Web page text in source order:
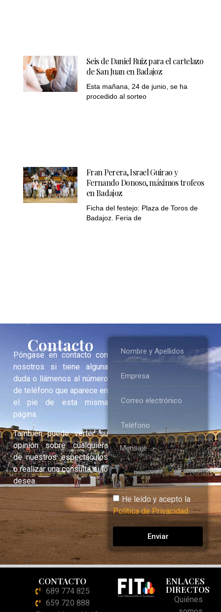
Seis de Daniel Ruiz para el cartelazo
de San Juan en Badajoz
Esta mañana, 24 de junio, se ha
procedido al sorteo
Fran Perera, Israel Guirao y
Fernando Donoso, máximos trofeos
en Badajoz
Ficha del festejo: Plaza de Toros de
Badajoz. Feria de
Contacto
Póngase en contacto con
nosotros si tiene alguna
duda o llámenos al número
de teléfono que aparece en
el pie de esta misma
página.
También puede verter su
opinión sobre cualquiera
de nuestros espectáculos
o realizar una consulta si lo
desea.
He leído y acepto la
Política de Privacidad
Enviar
CONTACTO
689 774 825
659 720 888
ENLACES
DIRECTOS
Quiénes